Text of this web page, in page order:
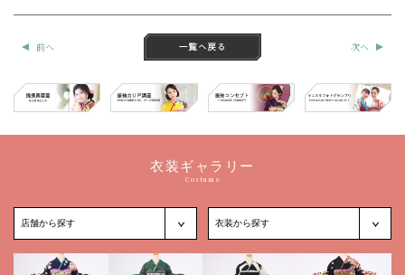
前へ 次へ
衣装ギャラリー
Costume